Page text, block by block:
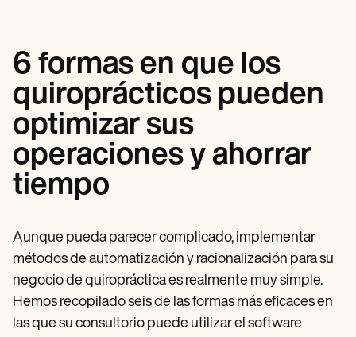
6 formas en que los
quiroprácticos pueden
optimizar sus
operaciones y ahorrar
tiempo
Aunque pueda parecer complicado, implementar
métodos de automatización y racionalización para su
negocio de quiropráctica es realmente muy simple.
Hemos recopilado seis de las formas más eficaces en
las que su consultorio puede utilizar el software